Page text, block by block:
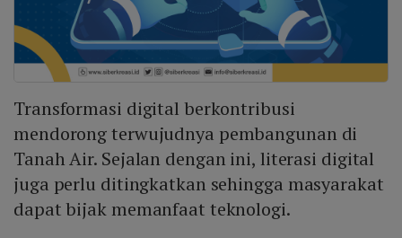
Transformasi digital berkontribusi
mendorong terwujudnya pembangunan di
Tanah Air. Sejalan dengan ini, literasi digital
juga perlu ditingkatkan sehingga masyarakat
dapat bijak memanfaat teknologi.